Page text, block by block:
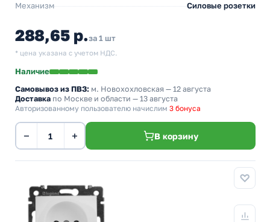
Механизм
Силовые розетки
288,65 р.за 1 шт
* цена указана с учетом НДС.
Наличие
Самовывоз из ПВЗ: м. Новохохловская — 12 августа
Доставка по Москве и области — 13 августа
Авторизованному пользователю начислим 3 бонуса
− + В корзину